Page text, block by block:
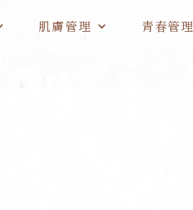
肌膚管理 青春管理